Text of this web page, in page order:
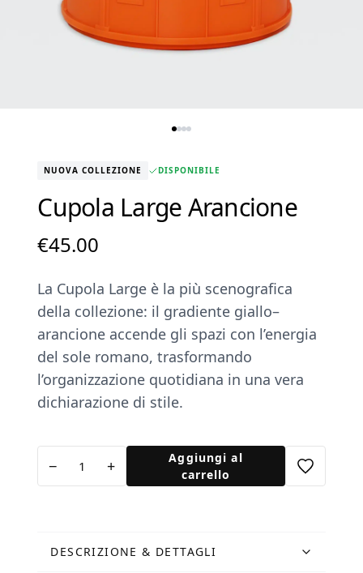
NUOVA COLLEZIONE DISPONIBILE
Cupola Large Arancione
€45.00
La Cupola Large è la più scenografica
della collezione: il gradiente giallo–
arancione accende gli spazi con l’energia
del sole romano, trasformando
l’organizzazione quotidiana in una vera
dichiarazione di stile.
− +
Aggiungi al
carrello
DESCRIZIONE & DETTAGLI